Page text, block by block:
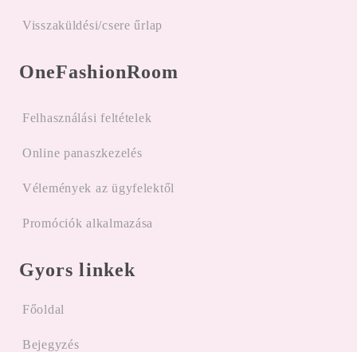
Visszaküldési/csere űrlap
OneFashionRoom
Felhasználási feltételek
Online panaszkezelés
Vélemények az ügyfelektől
Promóciók alkalmazása
Gyors linkek
Főoldal
Bejegyzés